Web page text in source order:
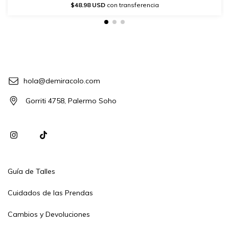
$48.98 USDcon transferencia
hola@demiracolo.com
Gorriti 4758, Palermo Soho
Guía de Talles
Cuidados de las Prendas
Cambios y Devoluciones